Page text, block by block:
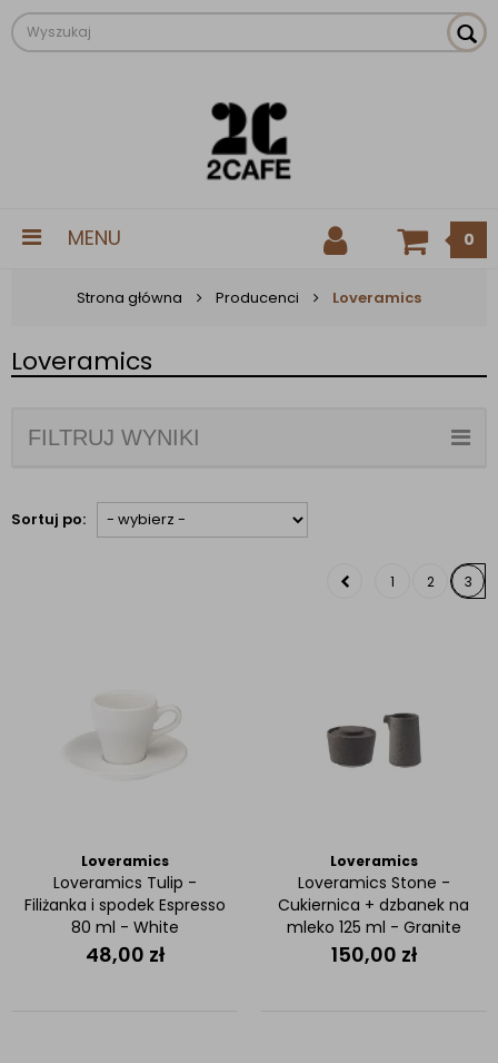
MENU 0
Strona główna Producenci Loveramics
Loveramics
FILTRUJ WYNIKI
Sortuj po:
1 2 3
Loveramics
Loveramics Tulip -
Filiżanka i spodek Espresso
80 ml - White
48,00 zł
Loveramics
Loveramics Stone -
Cukiernica + dzbanek na
mleko 125 ml - Granite
150,00 zł